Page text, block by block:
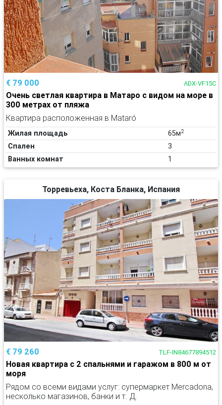
€ 79 000 ADX-VF15C
Очень светлая квартира в Матаро с видом на море в
300 метрах от пляжа
Квартира расположенная в Mataró
Жилая площадь 65м2
Спален
3
Ванных комнат
1
Торревьеха, Коста Бланка, Испания
€ 79 260 TLF-IN84677894512
Новая квартира с 2 спальнями и гаражом в 800 м от
моря
Рядом со всеми видами услуг: супермаркет Mercadona,
несколько магазинов, банки и т. Д.